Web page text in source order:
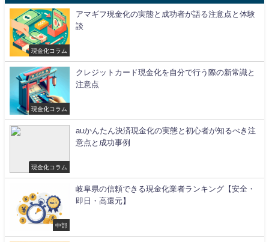
現金化コラム
アマギフ現金化の実態と成功者が語る注意点と体験
談
現金化コラム
クレジットカード現金化を自分で行う際の新常識と
注意点
現金化コラム
auかんたん決済現金化の実態と初心者が知るべき注
意点と成功事例
中部
岐阜県の信頼できる現金化業者ランキング【安全・
即日・高還元】